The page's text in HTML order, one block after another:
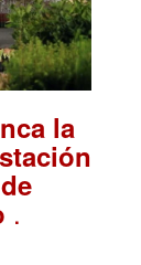
la
.